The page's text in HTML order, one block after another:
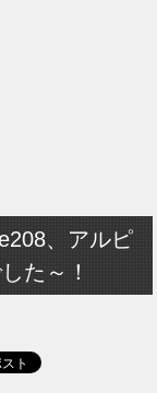
、アルピ
た～！